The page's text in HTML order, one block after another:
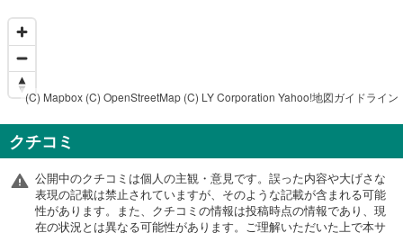
(C) Mapbox (C) OpenStreetMap (C) LY Corporation Yahoo!地図ガイドライン
クチコミ
公開中のクチコミは個人の主観・意見です。誤った内容や大げさな
表現の記載は禁止されていますが、そのような記載が含まれる可能
性があります。また、クチコミの情報は投稿時点の情報であり、現
在の状況とは異なる可能性があります。ご理解いただいた上で本サ